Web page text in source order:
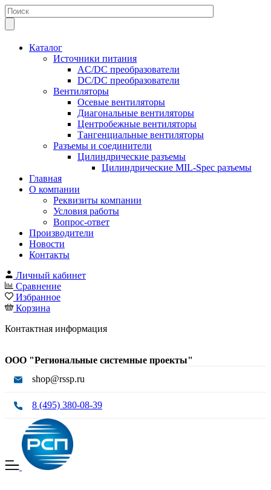
Каталог
Источники питания
AC/DC преобразователи
DC/DC преобразователи
Вентиляторы
Осевые вентиляторы
Диагональные вентиляторы
Центробежные вентиляторы
Тангенциальные вентиляторы
Разъемы и соединители
Цилиндрические разъемы
Цилиндрические MIL-Spec разъемы
Главная
О компании
Реквизиты компании
Условия работы
Вопрос-ответ
Производители
Новости
Контакты
Личный кабинет
Сравнение
Избранное
Корзина
Контактная информация
ООО "Региональные системные проекты"
shop@rssp.ru
8 (495) 380-08-39